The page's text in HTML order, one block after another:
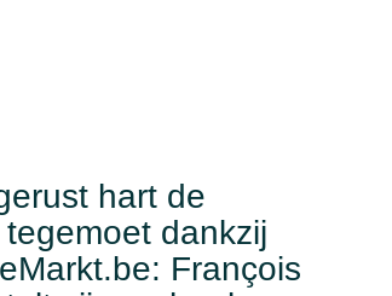
hart de
dankzij
François